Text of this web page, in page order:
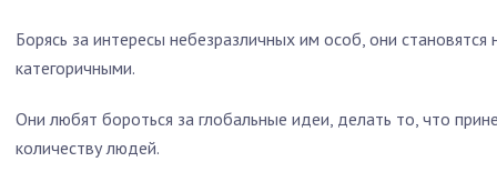
Борясь за интересы небезразличных им особ, они
категоричными.
Они любят бороться за глобальные идеи, делать то, что
количеству людей.